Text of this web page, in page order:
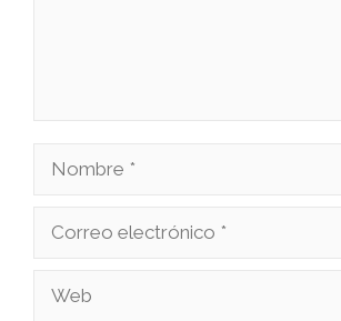
Nombre
Correo
Web